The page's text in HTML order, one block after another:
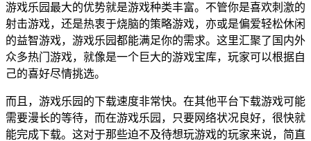
游戏乐园最大的优势就是游戏种类丰富。不管你是喜欢刺激的
射击游戏，还是热衷于烧脑的策略游戏，亦或是偏爱轻松休闲
的益智游戏，游戏乐园都能满足你的需求。这里汇聚了国内外
众多热门游戏，就像是一个巨大的游戏宝库，玩家可以根据自
己的喜好尽情挑选。
而且，游戏乐园的下载速度非常快。在其他平台下载游戏可能
需要漫长的等待，而在游戏乐园，只要网络状况良好，很快就
能完成下载。这对于那些迫不及待想玩游戏的玩家来说，简直